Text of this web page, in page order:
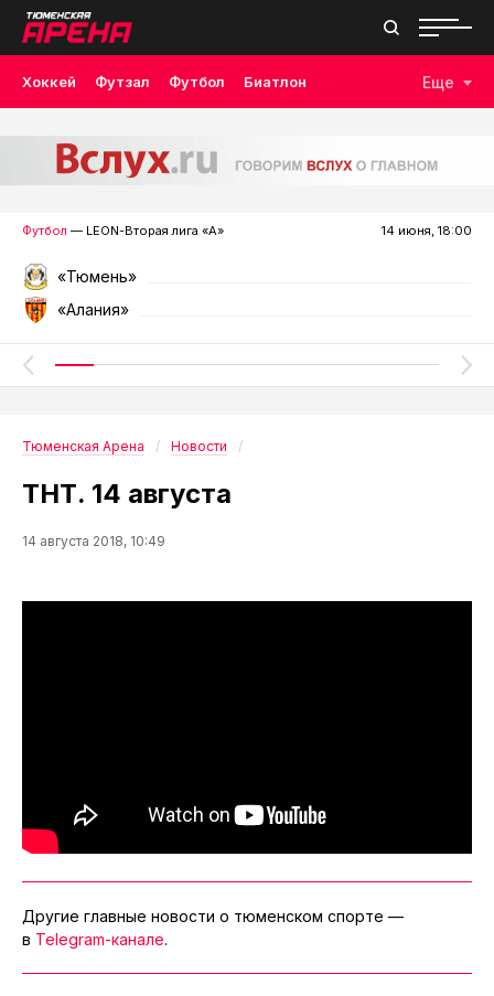
Хоккей Футзал Футбол Биатлон Еще
Футбол — LEON-Вторая лига «А» 14 июня, 18:00
«Тюмень»
«Алания»
Тюменская Арена Новости
ТНТ. 14 августа
14 августа 2018, 10:49
Другие главные новости о тюменском спорте —
в Telegram-канале.